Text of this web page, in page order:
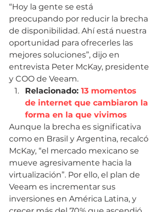
“Hoy la gente se está
preocupando por reducir la brecha
de disponibilidad. Ahí está nuestra
oportunidad para ofrecerles las
mejores soluciones”, dijo en
entrevista Peter McKay, presidente
y COO de Veeam.
Relacionado: 13 momentos
de internet que cambiaron la
forma en la que vivimos
Aunque la brecha es significativa
como en Brasil y Argentina, recalcó
McKay, “el mercado mexicano se
mueve agresivamente hacia la
virtualización”. Por ello, el plan de
Veeam es incrementar sus
inversiones en América Latina, y